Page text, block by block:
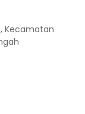
Kecamatan